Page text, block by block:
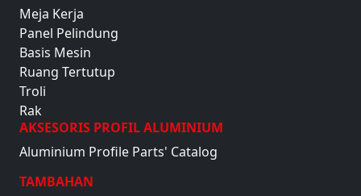
Meja Kerja
Panel Pelindung
Basis Mesin
Ruang Tertutup
Troli
Rak
AKSESORIS PROFIL ALUMINIUM
Aluminium Profile Parts' Catalog
TAMBAHAN